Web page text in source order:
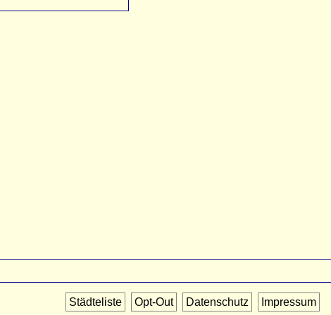
Städteliste Opt-Out Datenschutz Impressum